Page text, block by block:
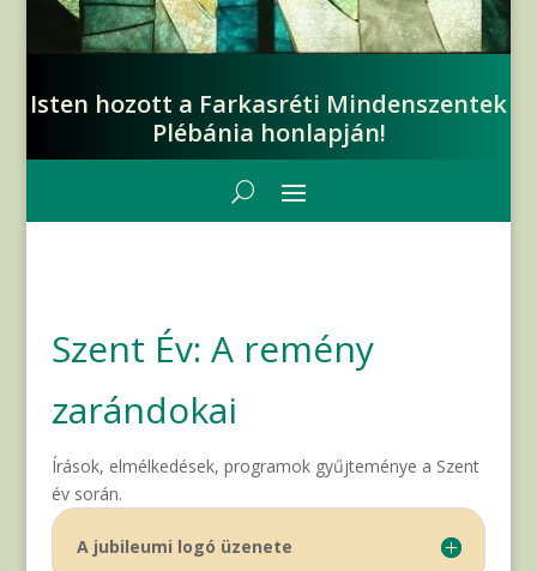
Isten hozott a Farkasréti Mindenszentek
Plébánia honlapján!
Szent Év: A remény
zarándokai
Írások, elmélkedések, programok gyűjteménye a Szent
év során.
A jubileumi logó üzenete